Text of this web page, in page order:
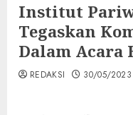
Institut
Tegaskan
Dalam Acara
REDAKSI 30/05/2023